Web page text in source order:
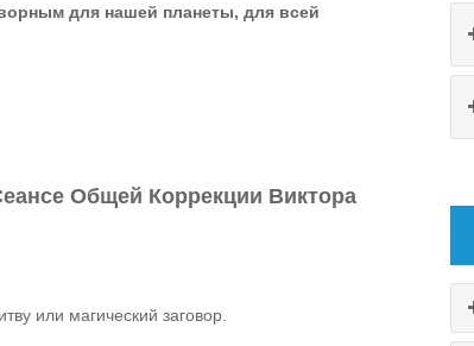
для нашей планеты, для всей
Общей Коррекции Виктора
или магический заговор.